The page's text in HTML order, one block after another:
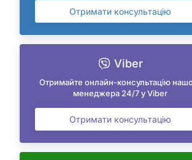
Отримати консультацію
Viber
Отримайте онлайн-консультацію
менеджера 24/7 у Viber
Отримати консультацію